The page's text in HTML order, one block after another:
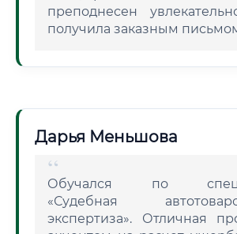
преподнесен
получила заказным
Дарья Меньшова
Обучался по
«Судебная
экспертиза». Отличная